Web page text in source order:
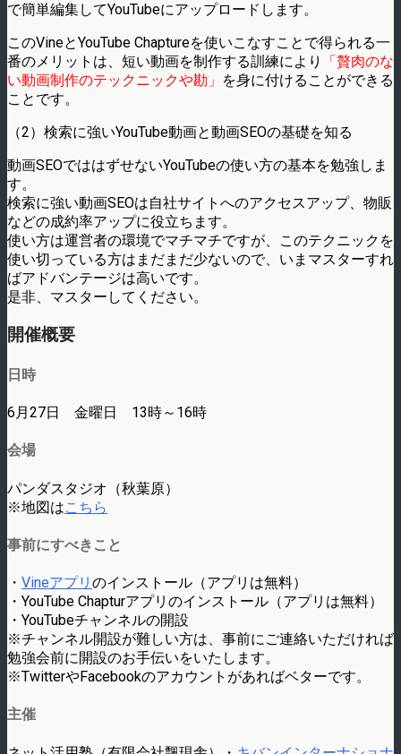
で簡単編集してYouTubeにアップロードします。
このVineとYouTube Chaptureを使いこなすことで得られる一
番のメリットは、短い動画を制作する訓練により
「贅肉のな
い動画制作のテックニックや勘」 を身に付けることができる
ことです。
（2）検索に強いYouTube動画と動画SEOの基礎を知る
動画SEOでははずせないYouTubeの使い方の基本を勉強しま
す。
検索に強い動画SEOは自社サイトへのアクセスアップ、物販
などの成約率アップに役立ちます。
使い方は運営者の環境でマチマチですが、このテクニックを
使い切っている方はまだまだ少ないので、いまマスターすれ
ばアドバンテージは高いです。
是非、マスターしてください。
開催概要
日時
6月27日 金曜日 13時～16時
会場
パンダスタジオ（秋葉原）
※地図はこちら
事前にすべきこと
・ Vineアプリ のインストール（アプリは無料）
・YouTube Chapturアプリのインストール（アプリは無料）
・YouTubeチャンネルの開設
※チャンネル開設が難しい方は、事前にご連絡いただければ
勉強会前に開設のお手伝いをいたします。
※TwitterやFacebookのアカウントがあればベターです。
主催